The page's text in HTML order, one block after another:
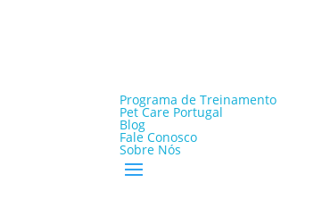
Programa de Treinamento
Pet Care Portugal
Blog
Fale Conosco
Sobre Nós